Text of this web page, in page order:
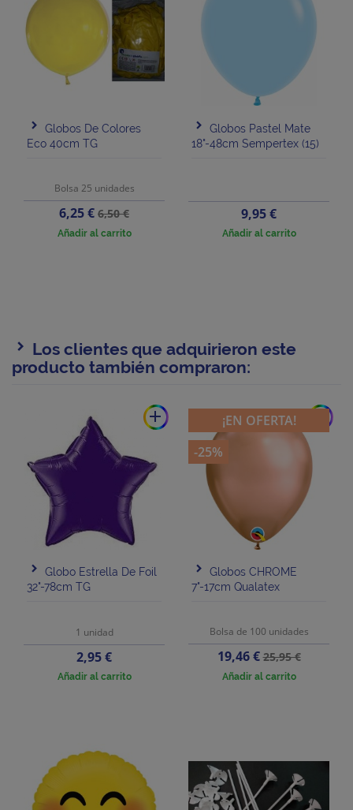
Globos De Colores
Eco 40cm TG
Bolsa 25 unidades
Precio
6,25 €Precio
base
6,50 €
Añadir al carrito
Globos Pastel Mate
18"-48cm Sempertex (15)
Precio
9,95 €
Añadir al carrito
Los clientes que adquirieron este
producto también compraron:
add
Globo Estrella De Foil
32"-78cm TG
1 unidad
Precio
2,95 €
Añadir al carrito
add
Globos CHROME
7"-17cm Qualatex
Bolsa de 100 unidades
Precio
19,46 €Precio
base
25,95 €
Añadir al carrito
¡EN OFERTA!
-25%